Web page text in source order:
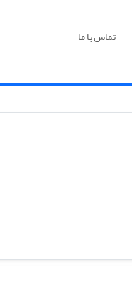
تماس با ما